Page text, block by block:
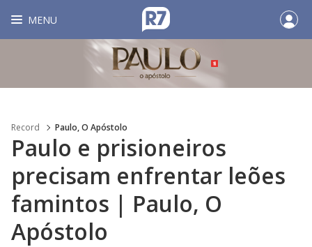
MENU
Record Paulo, O Apóstolo
Paulo e prisioneiros
precisam enfrentar leões
famintos | Paulo, O
Apóstolo